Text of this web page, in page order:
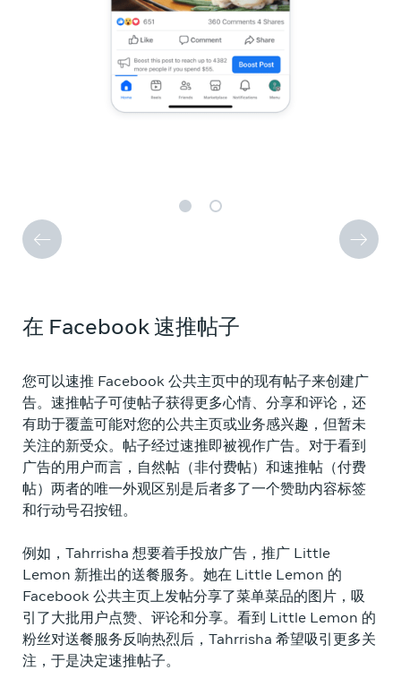
在 Facebook 速推帖子
您可以速推 Facebook 公共主页中的现有帖子来创建广
告。速推帖子可使帖子获得更多心情、分享和评论，还
有助于覆盖可能对您的公共主页或业务感兴趣，但暂未
关注的新受众。帖子经过速推即被视作广告。对于看到
广告的用户而言，自然帖（非付费帖）和速推帖（付费
帖）两者的唯一外观区别是后者多了一个赞助内容标签
和行动号召按钮。
例如，Tahrrisha 想要着手投放广告，推广 Little
Lemon 新推出的送餐服务。她在 Little Lemon 的
Facebook 公共主页上发帖分享了菜单菜品的图片，吸
引了大批用户点赞、评论和分享。看到 Little Lemon 的
粉丝对送餐服务反响热烈后，Tahrrisha 希望吸引更多关
注，于是决定速推帖子。